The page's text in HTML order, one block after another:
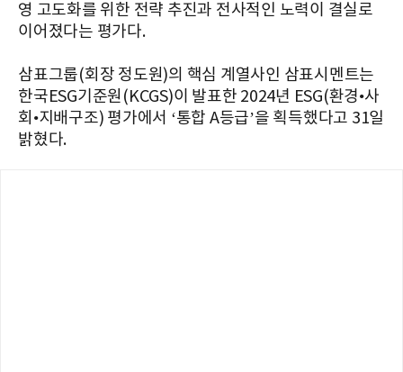
영 고도화를 위한 전략 추진과 전사적인 노력이 결실로
이어졌다는 평가다.
삼표그룹(회장 정도원)의 핵심 계열사인 삼표시멘트는
한국ESG기준원(KCGS)이 발표한 2024년 ESG(환경•사
회•지배구조) 평가에서 ‘통합 A등급’을 획득했다고 31일
밝혔다.